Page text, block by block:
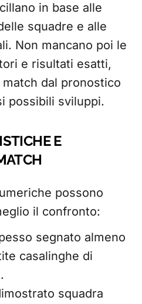
in base alle
squadre e alle
Non mancano poi le
e risultati esatti,
dal pronostico
possibili sviluppi.
E
possono
il confronto:
segnato almeno
casalinghe di
squadra